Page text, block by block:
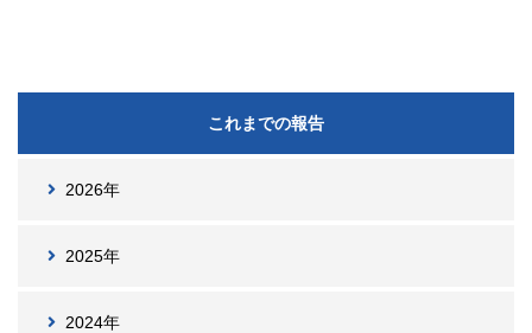
これまでの報告
2026年
2025年
2024年